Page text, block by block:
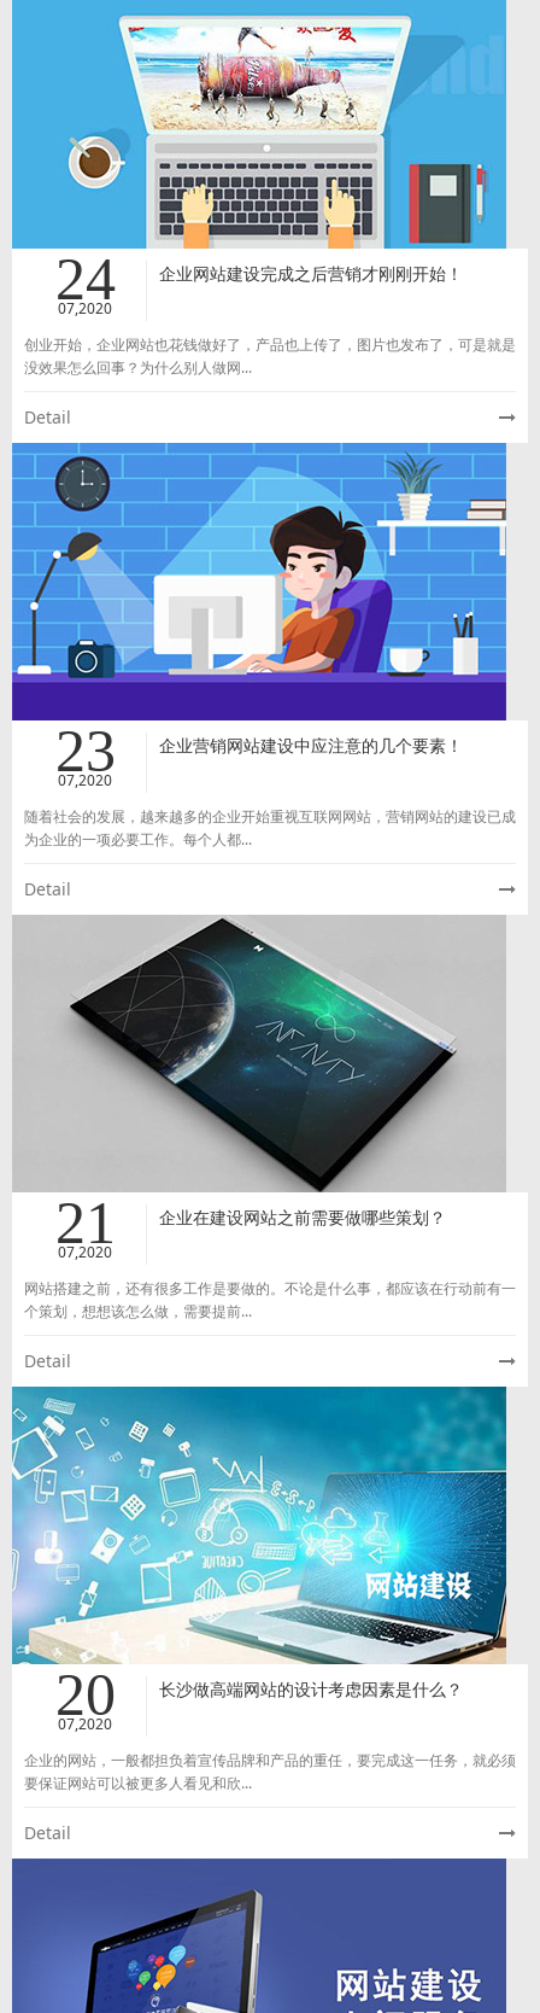
24
07,2020
企业网站建设完成之后营销才刚刚开始！
创业开始，企业网站也花钱做好了，产品也上传了，图片也发布了，可是就是
没效果怎么回事？为什么别人做网...
Detail
23
07,2020
企业营销网站建设中应注意的几个要素！
随着社会的发展，越来越多的企业开始重视互联网网站，营销网站的建设已成
为企业的一项必要工作。每个人都...
Detail
21
07,2020
企业在建设网站之前需要做哪些策划？
网站搭建之前，还有很多工作是要做的。不论是什么事，都应该在行动前有一
个策划，想想该怎么做，需要提前...
Detail
20
07,2020
长沙做高端网站的设计考虑因素是什么？
企业的网站，一般都担负着宣传品牌和产品的重任，要完成这一任务，就必须
要保证网站可以被更多人看见和欣...
Detail